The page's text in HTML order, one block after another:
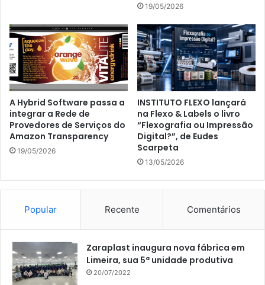
19/05/2026
A Hybrid Software passa a
integrar a Rede de
Provedores de Serviços do
Amazon Transparency
19/05/2026
INSTITUTO FLEXO lançará
na Flexo & Labels o livro
“Flexografia ou Impressão
Digital?”, de Eudes
Scarpeta
13/05/2026
Popular Recente Comentários
Zaraplast inaugura nova fábrica em
Limeira, sua 5ª unidade produtiva
20/07/2022